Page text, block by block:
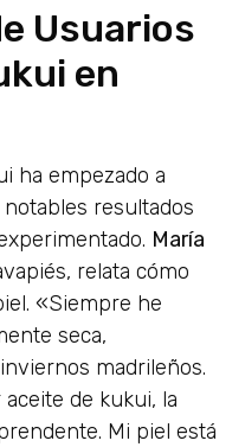
Usuarios
en
ha empezado a
resultados
María
relata cómo
«Siempre he
seca,
madrileños.
de kukui, la
Mi piel está